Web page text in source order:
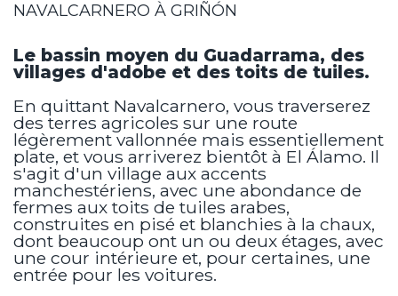
NAVALCARNERO À GRIÑÓN
Le bassin moyen du Guadarrama, des
villages d'adobe et des toits de tuiles.
En quittant Navalcarnero, vous traverserez
des terres agricoles sur une route
légèrement vallonnée mais essentiellement
plate, et vous arriverez bientôt à El Álamo. Il
s'agit d'un village aux accents
manchestériens, avec une abondance de
fermes aux toits de tuiles arabes,
construites en pisé et blanchies à la chaux,
dont beaucoup ont un ou deux étages, avec
une cour intérieure et, pour certaines, une
entrée pour les voitures.